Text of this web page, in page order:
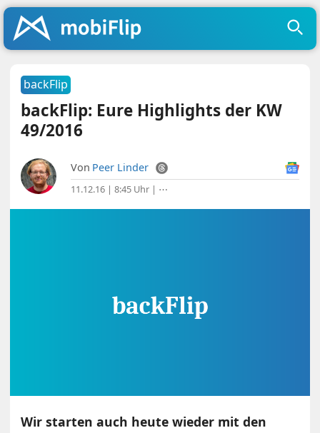
backFlip
backFlip: Eure Highlights der KW
49/2016
Von Peer Linder
11.12.16 | 8:45 Uhr | ⋯
Wir starten auch heute wieder mit den